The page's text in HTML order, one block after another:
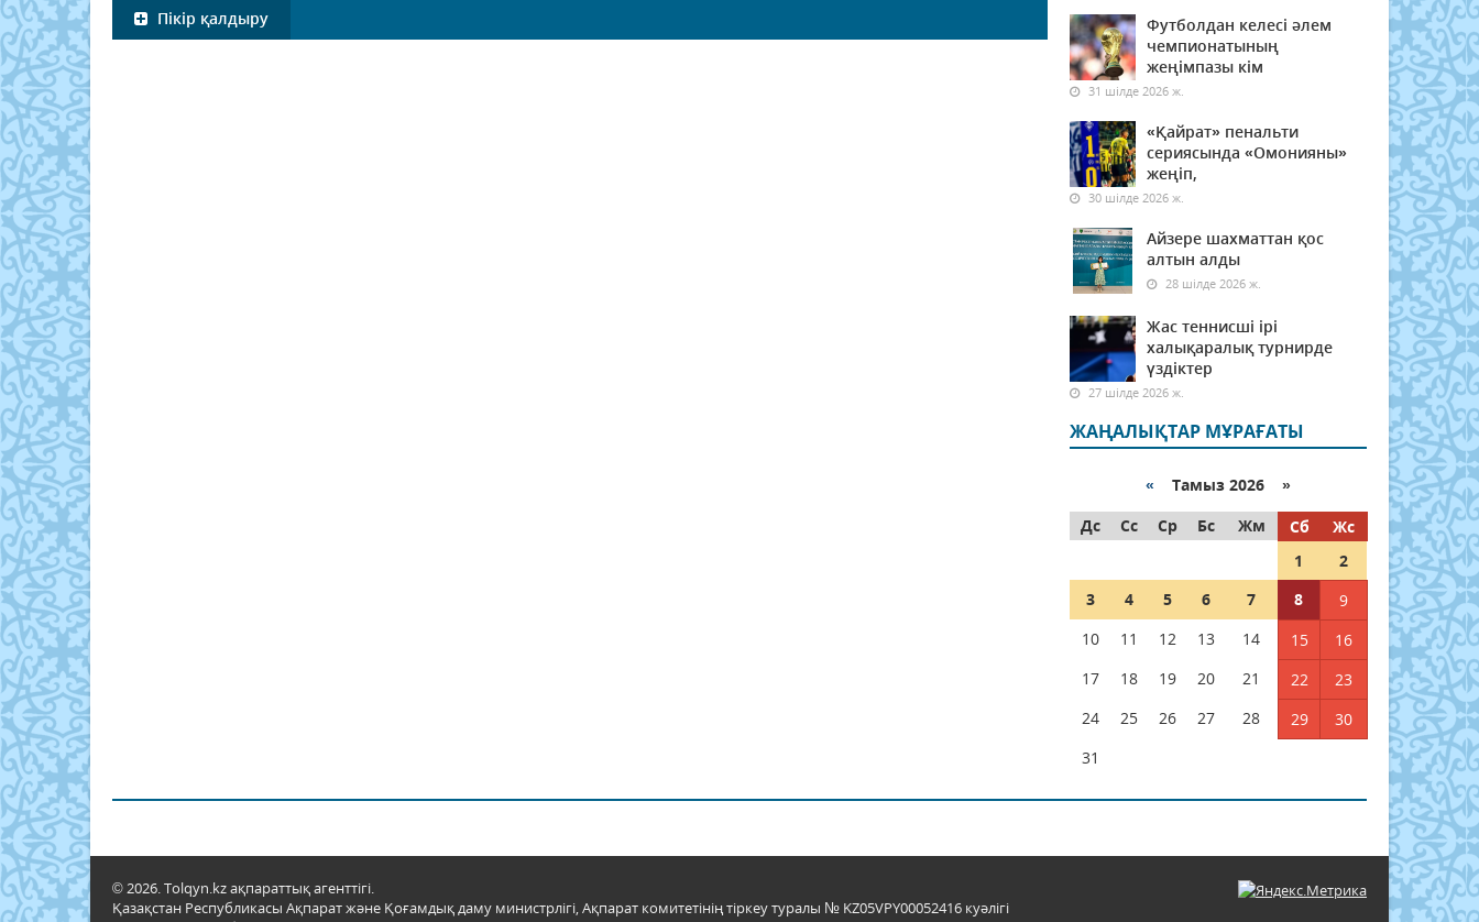
Пікір қалдыру
Футболдан келесі әлем
чемпионатының
жеңімпазы кім
31 шілде 2026 ж.
«Қайрат» пенальти
сериясында «Омонияны»
жеңіп,
30 шілде 2026 ж.
Айзере шахматтан қос
алтын алды
28 шілде 2026 ж.
Жас теннисші ірі
халықаралық турнирде
үздіктер
27 шілде 2026 ж.
ЖАҢАЛЫҚТАР МҰРАҒАТЫ
« Тамыз 2026 »
Дс
Сс Ср Бс Жм Сб
Жс
1
2
3
4 5 6 7 8
9
10
11 12 13 14 15
16
17
18 19 20 21 22
23
24
25 26 27 28 29
30
31
© 2026. Tolqyn.kz ақпараттық агенттігі.
Қазақстан Республикасы Ақпарат және Қоғамдық даму министрлігі, Ақпарат комитетінің тіркеу туралы № KZ05VPY00052416 куәлігі